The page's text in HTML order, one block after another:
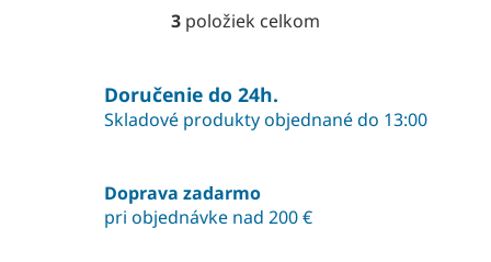
O
á
d
a
e
p
3 položiek celkom
Doručenie do 24h.
Skladové produkty objednané do 13:00
Doprava zadarmo
pri objednávke nad 200 €